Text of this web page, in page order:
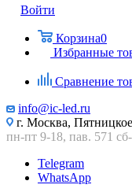
Войти
Корзина0
Избранные
Сравнение
info@ic-led.ru
г. Москва,
пн-пт 9-18, пав. 571
Telegram
WhatsApp